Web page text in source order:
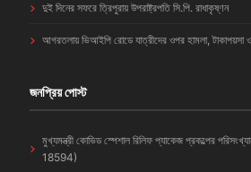
দুই দিনের সফরে ত্রিপুরায় উপরাষ্ট্রপতি সি.পি. রাধাকৃষ্ণন
আগরতলায় ভিআইপি রোডে যাত্রীদের ওপর হামলা, টাকাপয়সা
জনপ্রিয় পোস্ট
মুখ্যমন্ত্রী কোভিড স্পেশাল রিলিফ প্যাকেজ প্রকল্পের
18594)